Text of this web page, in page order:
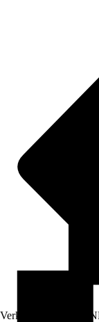
Verkauf durch: